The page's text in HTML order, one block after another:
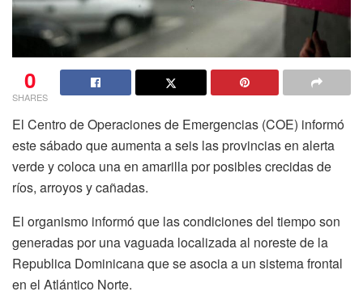
0
SHARES
El Centro de Operaciones de Emergencias (COE) informó
este sábado que aumenta a seis las provincias en alerta
verde y coloca una en amarilla por posibles crecidas de
ríos, arroyosy cañadas.
El organismo informó que las condiciones del tiempo son
generadas por unavaguada localizada al noreste de la
Republica Dominicana que se asocia a un sistema frontal
en el Atlántico Norte.